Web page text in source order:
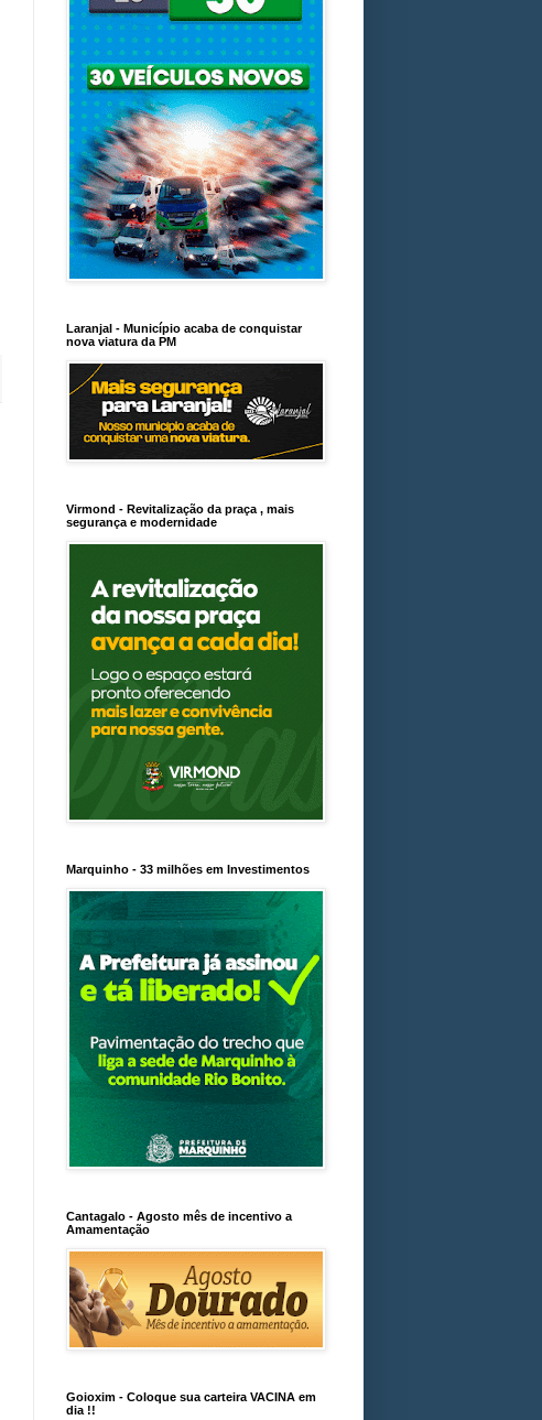
Laranjal - Município acaba de conquistar
nova viatura da PM
Virmond - Revitalização da praça , mais
segurança e modernidade
Marquinho - 33 milhões em Investimentos
Cantagalo - Agosto mês de incentivo a
Amamentação
Goioxim - Coloque sua carteira VACINA em
dia !!